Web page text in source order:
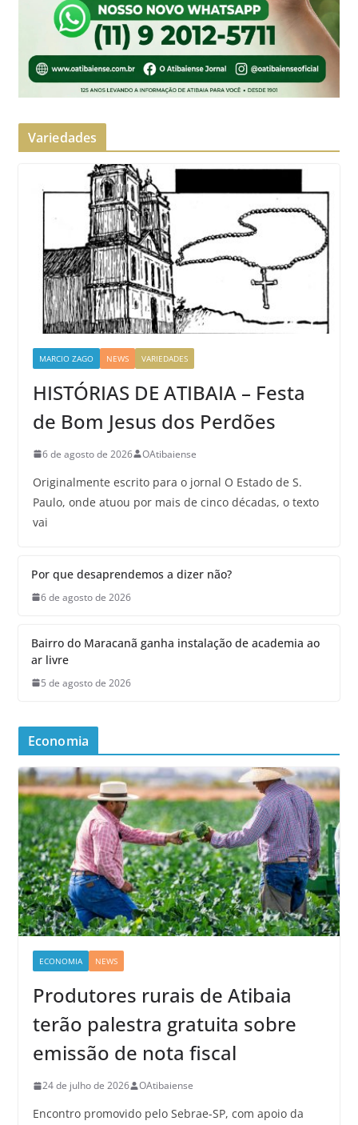
Variedades
MARCIO ZAGO NEWS VARIEDADES
HISTÓRIAS DE ATIBAIA – Festa
de Bom Jesus dos Perdões
6 de agosto de 2026 OAtibaiense
Originalmente escrito para o jornal O Estado de S.
Paulo, onde atuou por mais de cinco décadas, o texto
vai
Por que desaprendemos a dizer não?
6 de agosto de 2026
Bairro do Maracanã ganha instalação de academia ao
ar livre
5 de agosto de 2026
Economia
ECONOMIA NEWS
Produtores rurais de Atibaia
terão palestra gratuita sobre
emissão de nota fiscal
24 de julho de 2026 OAtibaiense
Encontro promovido pelo Sebrae-SP, com apoio da